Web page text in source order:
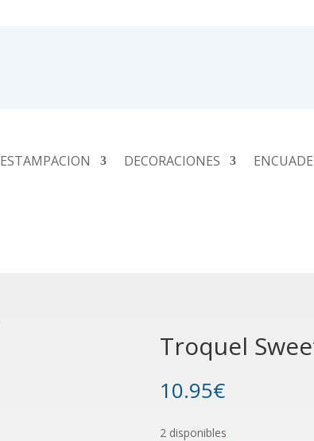
ESTAMPACION DECORACIONES
Troquel
10.95€
2 disponibles